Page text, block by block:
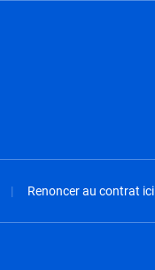
Renoncer au contrat ici